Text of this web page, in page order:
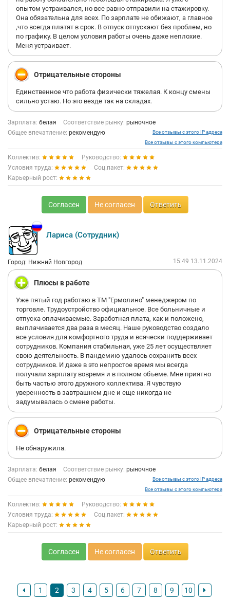
опытом устраивался, но все равно отправили на стажировку.
Она обязательна для всех. По зарплате не обижают, а главное
,что всегда платят в срок. В отпуск отпускают без проблем, но
по графику. В целом условия работы очень даже неплохие.
Меня устраивает.
Отрицательные стороны
Единственное что работа физически тяжелая. К концу смены
сильно устаю. Но это везде так на складах.
Зарплата: белая Соответствие рынку: рыночное
Общее впечатление: рекомендую
Все отзывы с этого IP адреса
Все отзывы с этого компьютера
Коллектив:
Руководство:
Условия труда:
Соц.пакет:
Карьерный рост:
Согласен Не согласен Ответить
Лариса (Сотрудник)
Город: Нижний Новгород 15:49 13.11.2024
Плюсы в работе
Уже пятый год работаю в ТМ "Ермолино" менеджером по
торговле. Трудоустройство официальное. Все больничные и
отпуска оплачиваемые. Заработная плата, как и положено,
выплачивается два раза в месяц. Наше руководство создало
все условия для комфортного труда и всячески поддерживает
сотрудников. Компания стабильная, уже 25 лет осуществляет
свою деятельность. В пандемию удалось сохранить всех
сотрудников. И даже в это непростое время мы всегда
получали зарплату вовремя и в полном объеме. Мне приятно
быть частью этого дружного коллектива. Я чувствую
уверенность в завтрашнем дне и еще никогда не
задумывалась о смене работы.
Отрицательные стороны
Не обнаружила.
Зарплата: белая Соответствие рынку: рыночное
Общее впечатление: рекомендую
Все отзывы с этого IP адреса
Все отзывы с этого компьютера
Коллектив:
Руководство:
Условия труда:
Соц.пакет:
Карьерный рост:
Согласен Не согласен Ответить
1 2 3 4 5 6 7 8 9 10